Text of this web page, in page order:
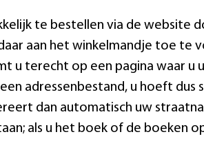
te bestellen via de website
aan het winkelmandje toe te
u terecht op een pagina waar u
adressenbestand, u hoeft
dan automatisch uw
als u het boek of de boeken